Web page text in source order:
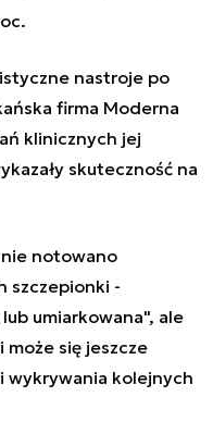
nastroje po
firma Moderna
klinicznych jej
skuteczność na
notowano
szczepionki -
umiarkowana", ale
się jeszcze
wykrywania kolejnych